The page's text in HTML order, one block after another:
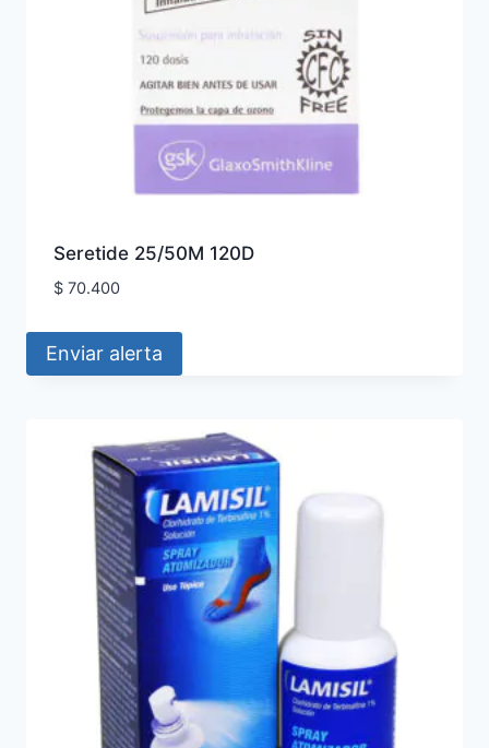
Seretide 25/50M 120D
$70.400
Enviar alerta